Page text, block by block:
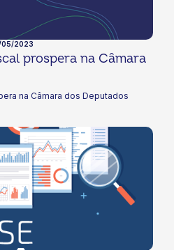
05/2023
prospera na Câmara
na Câmara dos Deputados